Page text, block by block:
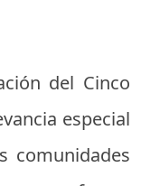
del Cinco
especial
comunidades